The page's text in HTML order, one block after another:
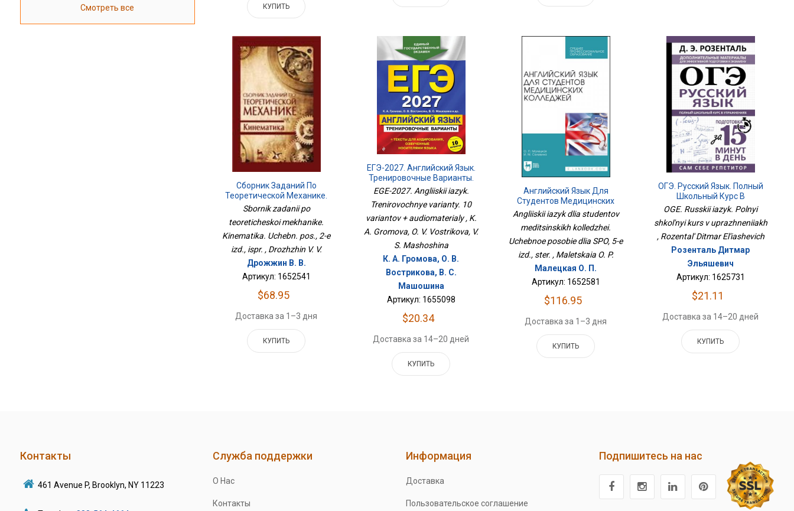
Смотреть все КУПИТЬ
Сборник Заданий По
Теоретической Механике.
Кинематика. Учебн. Пос., 2-Е
Sbornik zadanii po
teoreticheskoi mekhanike.
Kinematika. Uchebn. pos., 2-e
izd., ispr. , Drozhzhin V. V.
Дрожжин В. В.
Артикул: 1652541
$68.95
Доставка за 1–3 дня
КУПИТЬ
ЕГЭ-2027. Английский Язык.
Тренировочные Варианты.
10 Вариантов +
Аудиоматериалы
EGE-2027. Angliiskii iazyk.
Trenirovochnye varianty. 10
variantov + audiomaterialy , K.
A. Gromova, O. V. Vostrikova, V.
S. Mashoshina
К. А. Громова, О. В.
Вострикова, В. С.
Машошина
Артикул: 1655098
$20.34
Доставка за 14–20 дней
КУПИТЬ
Английский Язык Для
Студентов Медицинских
Колледжей. Учебное
Пособие Для СПО, 5-Е Изд.,
Стер.
Angliiskii iazyk dlia studentov
meditsinskikh kolledzhei.
Uchebnoe posobie dlia SPO, 5-e
izd., ster. , Maletskaia O. P.
Малецкая О. П.
Артикул: 1652581
$116.95
Доставка за 1–3 дня
КУПИТЬ
ОГЭ. Русский Язык. Полный
Школьный Курс В
Упражнениях
OGE. Russkii iazyk. Polnyi
shkol'nyi kurs v uprazhneniiakh
, Rozental' Ditmar El'iashevich
Розенталь Дитмар
Эльяшевич
Артикул: 1625731
$21.11
Доставка за 14–20 дней
КУПИТЬ
Контакты
461 Avenue P, Brooklyn, NY 11223
Служба поддержки
О Нас
Контакты
Информация
Доставка
Пользовательское соглашение
Подпишитесь на нас